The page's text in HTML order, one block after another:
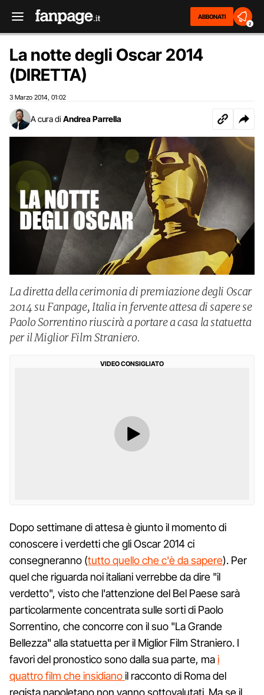
ABBONATI
2
La notte degli Oscar 2014
(DIRETTA)
3 Marzo 2014 01:02
A cura di Andrea Parrella
La diretta della cerimonia di premiazione degli Oscar
2014 su Fanpage, Italia in fervente attesa di sapere se
Paolo Sorrentino riuscirà a portare a casa la statuetta
per il Miglior Film Straniero.
VIDEO CONSIGLIATO
Dopo settimane di attesa è giunto il momento di
conoscere i verdetti che gli Oscar 2014 ci
consegneranno (tutto quello che c'è da sapere). Per
quel che riguarda noi italiani verrebbe da dire "il
verdetto", visto che l'attenzione del Bel Paese sarà
particolarmente concentrata sulle sorti di Paolo
Sorrentino, che concorre con il suo "La Grande
Bellezza" alla statuetta per il Miglior Film Straniero. I
favori del pronostico sono dalla sua parte, mai
quattro film che insidianoil racconto di Roma del
regista napoletano non vanno sottovalutati. Ma se il